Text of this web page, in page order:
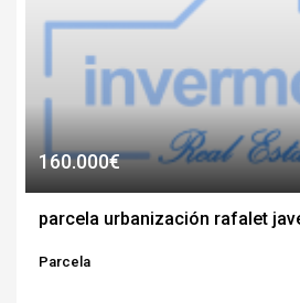
160.000€
parcela urbanización rafalet
Parcela